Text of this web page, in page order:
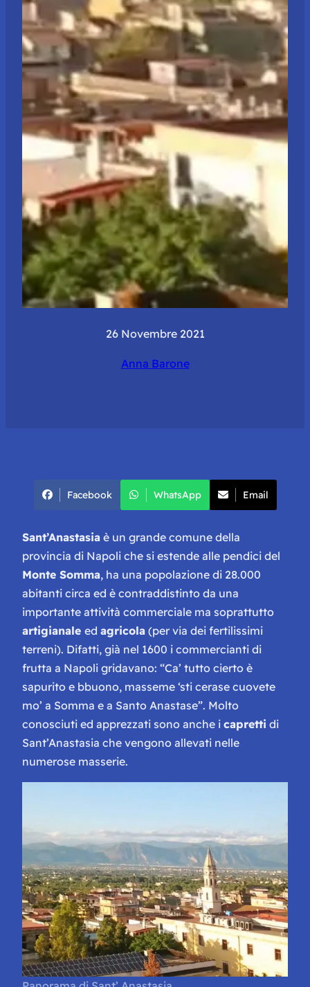
26 Novembre 2021
Anna Barone
Facebook WhatsApp Email
Sant’Anastasia è un grande comune della
provincia di Napoli che si estende alle pendici del
Monte Somma, ha una popolazione di 28.000
abitanti circa ed è contraddistinto da una
importante attività commerciale ma soprattutto
artigianale ed agricola (per via dei fertilissimi
terreni). Difatti, già nel 1600 i commercianti di
frutta a Napoli gridavano: “Ca’ tutto cierto è
sapurito e bbuono, masseme ‘sti cerase cuovete
mo’ a Somma e a Santo Anastase”. Molto
conosciuti ed apprezzati sono anche i capretti di
Sant’Anastasia che vengono allevati nelle
numerose masserie.